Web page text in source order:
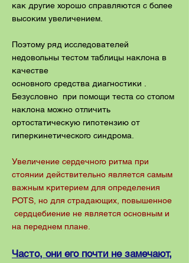
как другие хорошо справляются с более
высоким увеличением.
Поэтому ряд исследователей
недовольны тестом таблицы наклона в
качестве
основного средства диагностики .
Безусловно при помощи теста со столом
наклона можно отличить
ортостатическую гипотензию от
гиперкинетического синдрома.
Увеличение сердечного ритма при
стоянии действительно является самым
важным критерием для определения
POTS, но для страдающих, повышенное
сердцебиение не является основным и
на переднем плане.
Часто, они его почти не замечают,